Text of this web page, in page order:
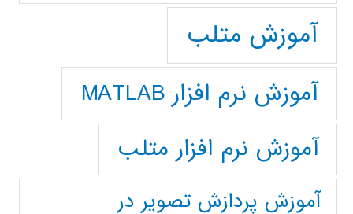
آموزش متلب
آموزش نرم افزار MATLAB
آموزش نرم افزار متلب
آموزش پردازش تصوير در